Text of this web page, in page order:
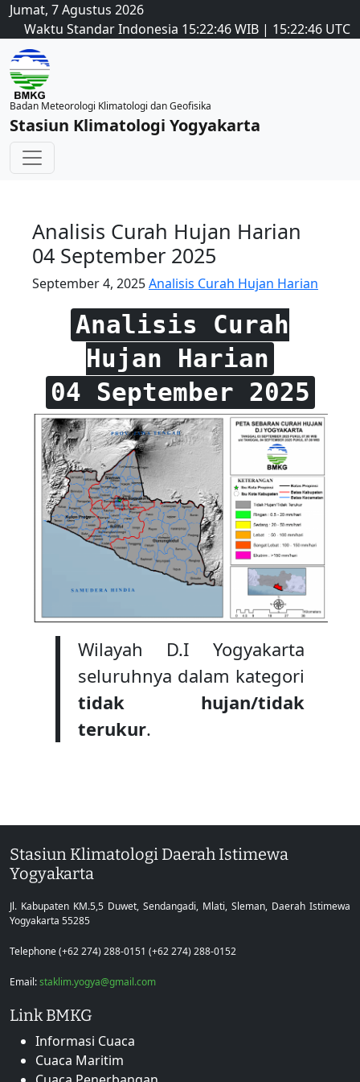
Jumat, 7 Agustus 2026
Waktu Standar Indonesia 15:22:46WIB | 15:22:46 UTC
Badan Meteorologi Klimatologi dan Geofisika
Stasiun Klimatologi Yogyakarta
Analisis Curah Hujan Harian
04 September 2025
September 4, 2025Analisis Curah Hujan Harian
Analisis Curah
Hujan Harian
04 September 2025
Wilayah D.I Yogyakarta
seluruhnya dalam kategori
tidak hujan/tidak
terukur.
Stasiun Klimatologi Daerah Istimewa
Yogyakarta
Jl. Kabupaten KM.5,5 Duwet, Sendangadi, Mlati, Sleman, Daerah Istimewa
Yogyakarta 55285
Telephone (+62 274) 288-0151 (+62 274) 288-0152
Email:staklim.yogya@gmail.com
Link BMKG
Informasi Cuaca
Cuaca Maritim